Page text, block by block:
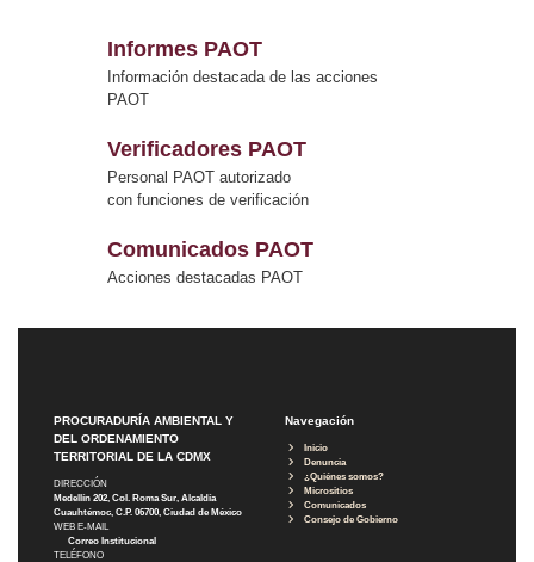
Informes PAOT
Información destacada de las acciones
PAOT
Verificadores PAOT
Personal PAOT autorizado
con funciones de verificación
Comunicados PAOT
Acciones destacadas PAOT
PROCURADURÍA AMBIENTAL Y
DEL ORDENAMIENTO
TERRITORIAL DE LA CDMX
DIRECCIÓN
Medellín 202, Col. Roma Sur, Alcaldía
Cuauhtémoc, C.P. 06700, Ciudad de México
WEB E-MAIL
Correo Institucional
TELÉFONO
Navegación
Inicio
Denuncia
¿Quiénes somos?
Micrositios
Comunicados
Consejo de Gobierno